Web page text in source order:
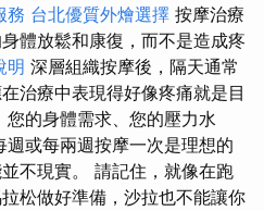
務 台北優質外燴選擇 按摩治療
體放鬆和康復，而不是造成疼
明 深層組織按摩後，隔天通常
治療中表現得好像疼痛就是目
的身體需求、您的壓力水
或每兩週按摩一次是理想的
不現實。 請記住，就像在跑
松做好準備，沙拉也不能讓你